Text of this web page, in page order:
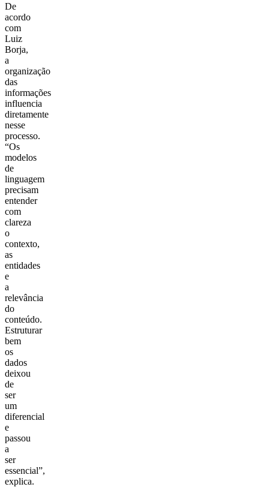
De
acordo
com
Luiz
Borja,
a
organização
das
informações
influencia
diretamente
nesse
processo.
“Os
modelos
de
linguagem
precisam
entender
com
clareza
o
contexto,
as
entidades
e
a
relevância
do
conteúdo.
Estruturar
bem
os
dados
deixou
de
ser
um
diferencial
e
passou
a
ser
essencial”,
explica.